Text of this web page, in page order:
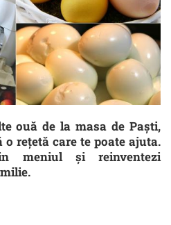
ouă de la masa de Paști,
rețetă care te poate ajuta.
meniul și reinventezi